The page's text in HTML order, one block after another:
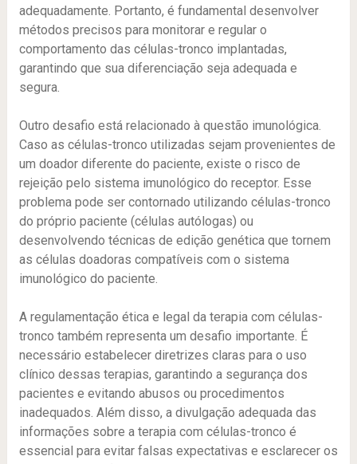
adequadamente. Portanto, é fundamental desenvolver
métodos precisos para monitorar e regular o
comportamento das células-tronco implantadas,
garantindo que sua diferenciação seja adequada e
segura.
Outro desafio está relacionado à questão imunológica.
Caso as células-tronco utilizadas sejam provenientes de
um doador diferente do paciente, existe o risco de
rejeição pelo sistema imunológico do receptor. Esse
problema pode ser contornado utilizando células-tronco
do próprio paciente (células autólogas) ou
desenvolvendo técnicas de edição genética que tornem
as células doadoras compatíveis com o sistema
imunológico do paciente.
A regulamentação ética e legal da terapia com células-
tronco também representa um desafio importante. É
necessário estabelecer diretrizes claras para o uso
clínico dessas terapias, garantindo a segurança dos
pacientes e evitando abusos ou procedimentos
inadequados. Além disso, a divulgação adequada das
informações sobre a terapia com células-tronco é
essencial para evitar falsas expectativas e esclarecer os